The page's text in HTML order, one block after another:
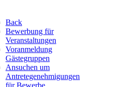
Back
Bewerbung für
Veranstaltungen
Voranmeldung
Gästegruppen
Ansuchen um
Antretegenehmigungen
für Bewerbe